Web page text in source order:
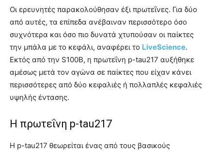
Οι ερευνητές παρακολούθησαν έξι πρωτεΐνες. Για δύο
από αυτές, τα επίπεδα ανέβαιναν περισσότερο όσο
συχνότερα και όσο πιο δυνατά χτυπούσαν οι παίκτες
την μπάλα με το κεφάλι, αναφέρει το LiveScience.
Εκτός από την S100B, η πρωτεΐνη p-tau217 αυξήθηκε
αμέσως μετά τον αγώνα σε παίκτες που είχαν κάνει
περισσότερες από δύο κεφαλιές ή πολλαπλές κεφαλιές
υψηλής έντασης.
Η πρωτεΐνη p-tau217
Η p-tau217 θεωρείται ένας από τους βασικούς